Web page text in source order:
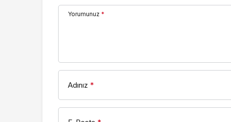
Yorumunuz *
Adınız *